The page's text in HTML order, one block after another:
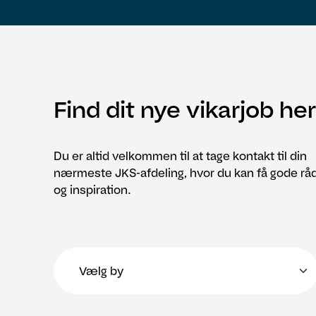
Find dit nye vikarjob her
Du er altid velkommen til at tage kontakt til din
nærmeste JKS-afdeling, hvor du kan få gode
og inspiration.